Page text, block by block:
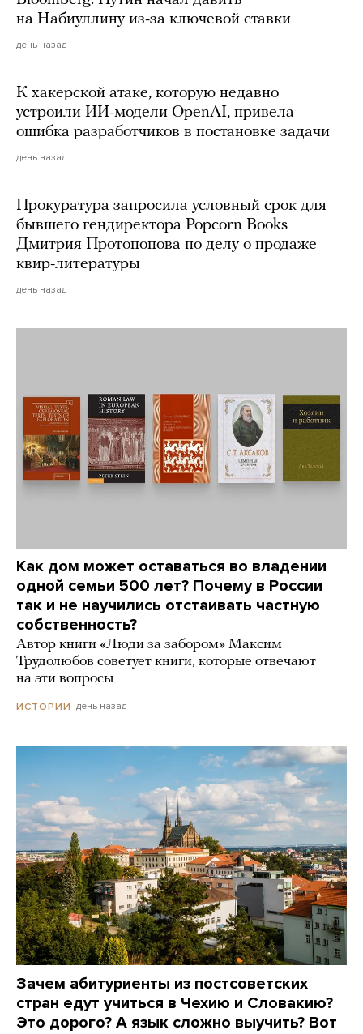
на Набиуллину из-за ключевой ставки
день назад
К хакерской атаке, которую недавно
устроили ИИ-модели OpenAI, привела
ошибка разработчиков в постановке задачи
день назад
Прокуратура запросила условный срок для
бывшего гендиректора Popcorn Books
Дмитрия Протопопова по делу о продаже
квир-литературы
день назад
Как дом может оставаться во владении
одной семьи 500 лет? Почему в России
так и не научились отстаивать частную
собственность?
Автор книги «Люди за забором» Максим
Трудолюбов советует книги, которые отвечают
на эти вопросы
ИСТОРИИ день назад
Зачем абитуриенты из постсоветских
стран едут учиться в Чехию и Словакию?
Это дорого? А язык сложно выучить? Вот